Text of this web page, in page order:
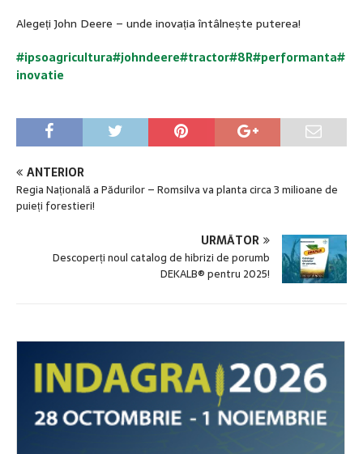
Alegeți John Deere – unde inovația întâlnește puterea!
#ipsoagricultura#johndeere#tractor#8R#performanta#
inovatie
ANTERIOR
Regia Națională a Pădurilor – Romsilva va planta circa 3 milioane de
puieți forestieri!
URMĂTOR
Descoperți noul catalog de hibrizi de porumb
DEKALB® pentru 2025!